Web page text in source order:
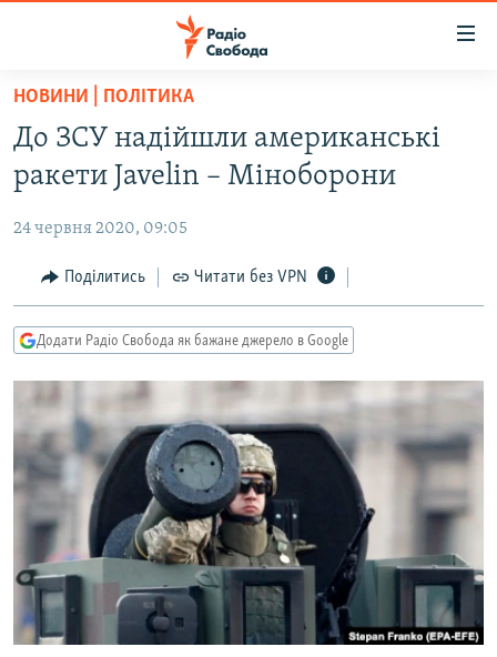
Перейти
основного
матеріалу
Перейти
до
навігації
Перейти
до
ВСЕ ЗА ДОБУ
СТАТТІ
ПОЛІТИКА
ЕКОНОМІКА
КУЛЬТУРА
УКРАЇНА
СВІТ
ВІЙНА
РОСІЙСЬКА «ФІЛЬТРАЦІЯ»
КРИМ.РЕАЛІЇ
СХЕМИ
ПРИАЗОВ’Я
КИТАЙ.ВИКЛИКИ
МУЛЬТИМЕДІА
ФОТО
СПЕЦПРОЄКТИ
НОВИНИ | ПОЛІТИКА
До ЗСУ надійшли американські
ракети Javelin – Міноборони
24 червня 2020, 09:05
Поділитись Читати без VPN
Додати Радіо Свобода як бажане джерело в Google